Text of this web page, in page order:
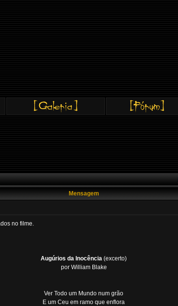
Mensagem
no filme.
Augúrios da Inocência (excerto)
por William Blake
Ver Todo um Mundo num grão
E um Ceu em ramo que enflora